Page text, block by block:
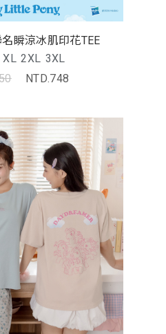
瞬涼冰肌印花TEE
XL 2XL 3XL
NTD.748